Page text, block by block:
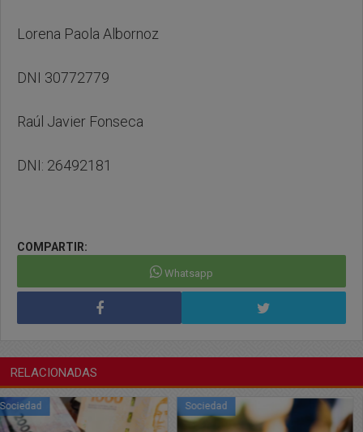
Lorena Paola Albornoz
DNI 30772779
Raúl Javier Fonseca
DNI: 26492181
COMPARTIR:
Whatsapp
RELACIONADAS
Sociedad Sociedad